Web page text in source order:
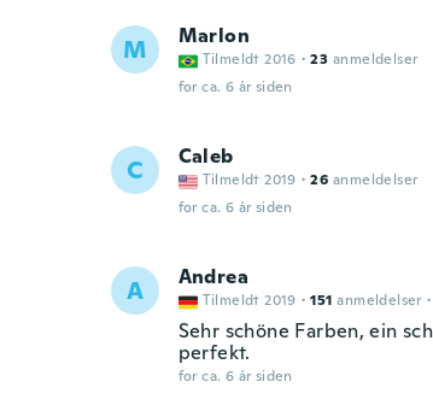
M Marlon
Tilmeldt 2016 · 23 anmeldelser
for ca. 6 år siden
C Caleb
Tilmeldt 2019 · 26 anmeldelser
for ca. 6 år siden
A Andrea
Tilmeldt 2019 · 151 anmeldelser ·
Sehr schöne Farben, ein
perfekt.
for ca. 6 år siden